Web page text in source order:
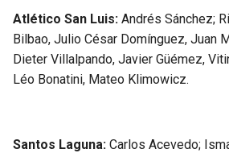
Atlético San Luis: Andrés Sánchez;
Bilbao, Julio César Domínguez, Juan
Dieter Villalpando, Javier Güémez,
Léo Bonatini, Mateo Klimowicz.
Santos Laguna: Carlos Acevedo;